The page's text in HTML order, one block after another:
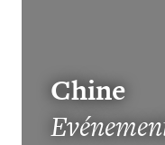
أصوات محلية
مسموعة
Chine